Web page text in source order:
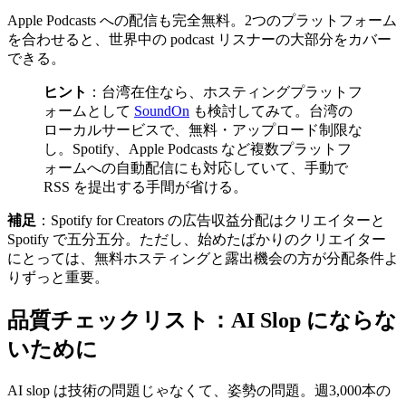
Apple Podcasts への配信も完全無料。2つのプラットフォーム
を合わせると、世界中の podcast リスナーの大部分をカバー
できる。
ヒント ：台湾在住なら、ホスティングプラットフ
ォームとして SoundOn も検討してみて。台湾の
ローカルサービスで、無料・アップロード制限な
し。Spotify、Apple Podcasts など複数プラットフ
ォームへの自動配信にも対応していて、手動で
RSS を提出する手間が省ける。
補足 ：Spotify for Creators の広告収益分配はクリエイターと
Spotify で五分五分。ただし、始めたばかりのクリエイター
にとっては、無料ホスティングと露出機会の方が分配条件よ
りずっと重要。
品質チェックリスト：AI Slop にならな
いために
AI slop は技術の問題じゃなくて、姿勢の問題。週3,000本の